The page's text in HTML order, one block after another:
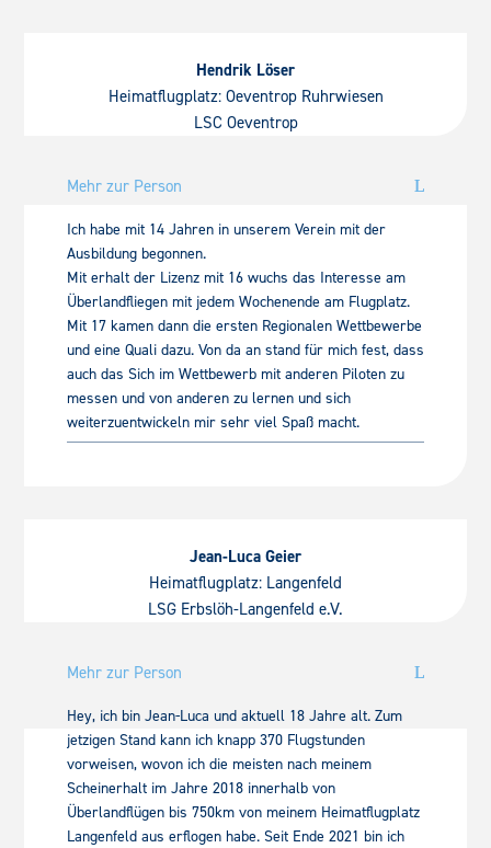
Hendrik Löser
Heimatflugplatz: Oeventrop Ruhrwiesen
LSC Oeventrop
Mehr zur Person
Ich habe mit 14 Jahren in unserem Verein mit der
Ausbildung begonnen.
Mit erhalt der Lizenz mit 16 wuchs das Interesse am
Überlandfliegen mit jedem Wochenende am Flugplatz.
Mit 17 kamen dann die ersten Regionalen Wettbewerbe
und eine Quali dazu. Von da an stand für mich fest, dass
auch das Sich im Wettbewerb mit anderen Piloten zu
messen und von anderen zu lernen und sich
weiterzuentwickeln mir sehr viel Spaß macht.
Jean-Luca Geier
Heimatflugplatz: Langenfeld
LSG Erbslöh-Langenfeld e.V.
Mehr zur Person
Hey, ich bin Jean-Luca und aktuell 18 Jahre alt. Zum
jetzigen Stand kann ich knapp 370 Flugstunden
vorweisen, wovon ich die meisten nach meinem
Scheinerhalt im Jahre 2018 innerhalb von
Überlandflügen bis 750km von meinem Heimatflugplatz
Langenfeld aus erflogen habe. Seit Ende 2021 bin ich